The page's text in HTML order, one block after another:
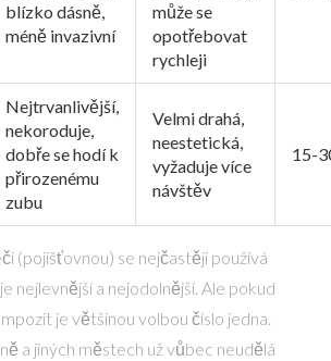
blízko dásně,
méně invazivní
může se
opotřebovat
rychleji
Nejtrvanlivější,
nekoroduje,
dobře se hodí k
přirozenému
zubu
Velmi drahá,
neestetická,
vyžaduje více
návštěv
15-
(pojišťovnou) se nejčastěji používá
nejlevnější a nejodolnější. Ale pokud
je většinou volbou číslo jedna.
a jiných městech už vůbec neudělá